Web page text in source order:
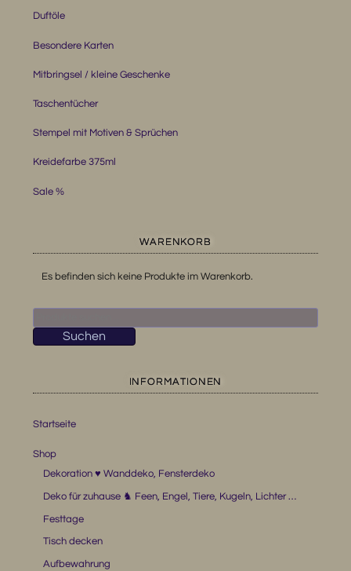
Duftöle
Besondere Karten
Mitbringsel / kleine Geschenke
Taschentücher
Stempel mit Motiven & Sprüchen
Kreidefarbe 375ml
Sale %
WARENKORB
Es befinden sich keine Produkte im Warenkorb.
nach:
Suchen
INFORMATIONEN
Startseite
Shop
Dekoration ♥ Wanddeko, Fensterdeko
Deko für zuhause ♞ Feen, Engel, Tiere, Kugeln, Lichter …
Festtage
Tisch decken
Aufbewahrung